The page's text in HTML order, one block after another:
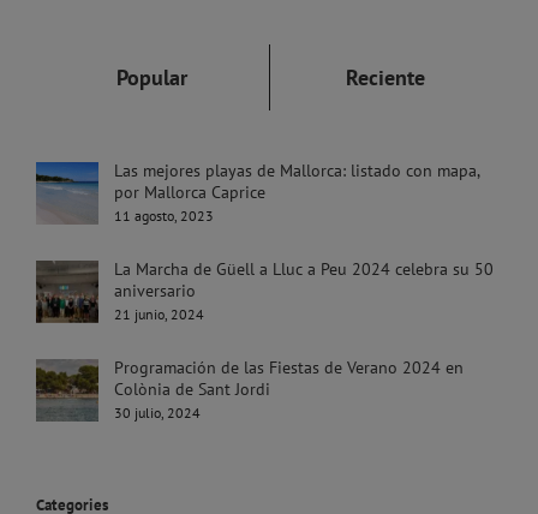
Popular Reciente
Las mejores playas de Mallorca: listado con mapa,
por Mallorca Caprice
11 agosto, 2023
La Marcha de Güell a Lluc a Peu 2024 celebra su 50
aniversario
21 junio, 2024
Programación de las Fiestas de Verano 2024 en
Colònia de Sant Jordi
30 julio, 2024
Categories